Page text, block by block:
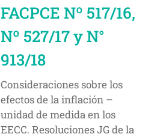
FACPCE Nº 517/16,
Nº 527/17 y N°
913/18
Consideraciones sobre los
efectos de la inflación –
unidad de medida en los
EECC. Resoluciones JG de la